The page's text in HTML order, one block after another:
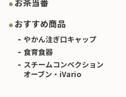
おすすめ商品
やかん注ぎ口キャップ
食育食器
スチームコンベクション
オーブン・iVario